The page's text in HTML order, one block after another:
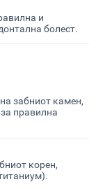
и
болест.
забниот камен,
правилна
корен,